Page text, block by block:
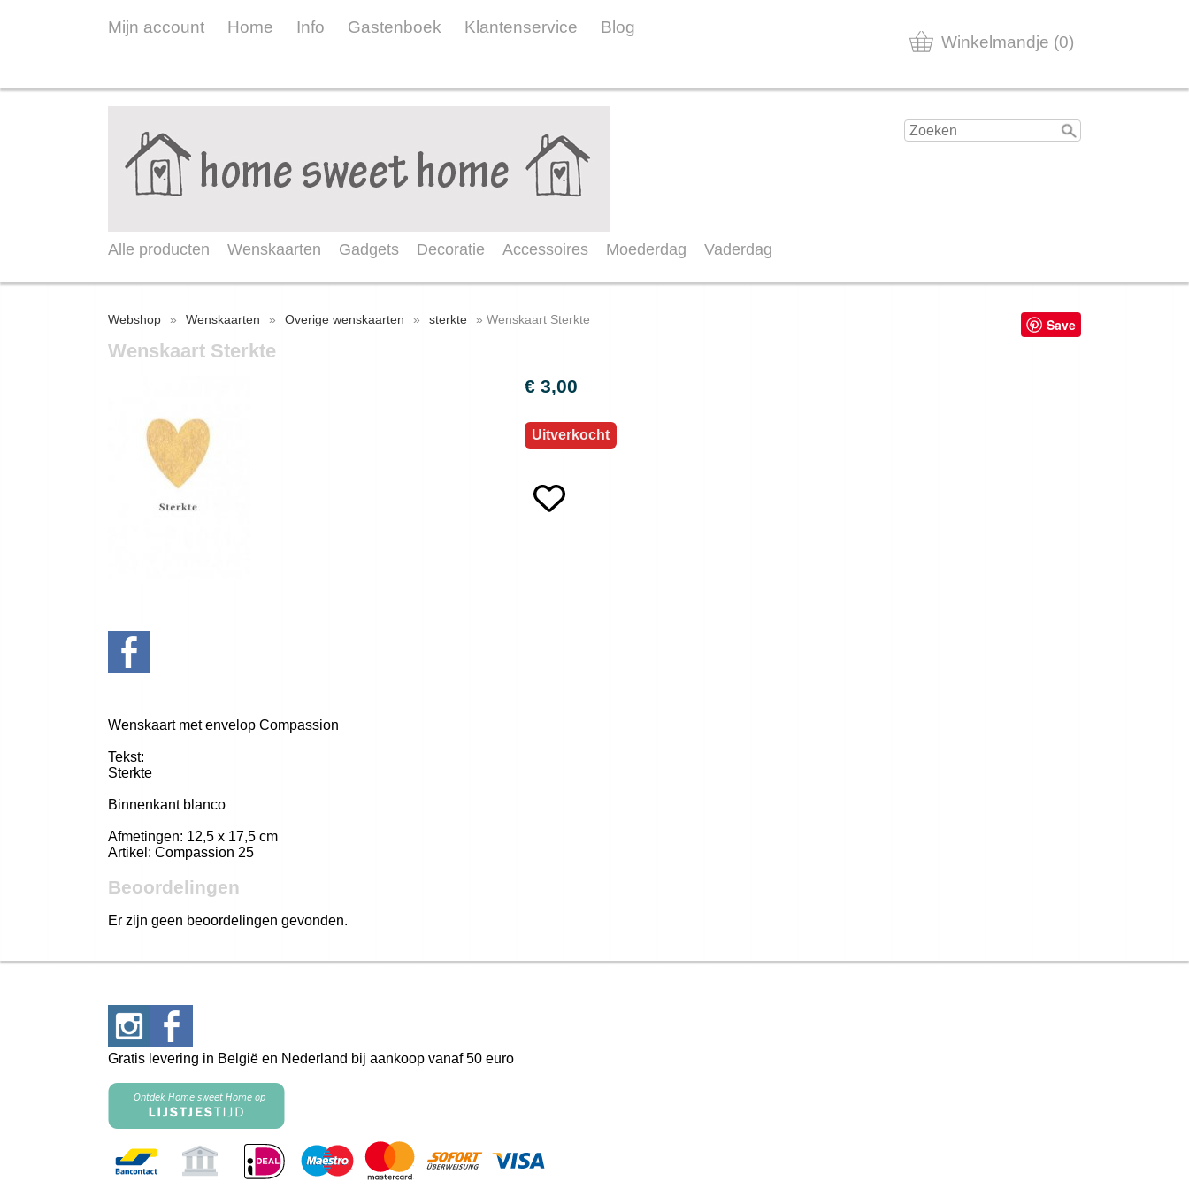
Mijn account Home Info Gastenboek Klantenservice
Blog
Winkelmandje (0)
Alle producten Wenskaarten Gadgets Decoratie Accessoires Moederdag Vaderdag
Save
Webshop » Wenskaarten » Overige wenskaarten » sterkte » Wenskaart Sterkte
Wenskaart Sterkte
€ 3,00
Uitverkocht
Wenskaart met envelop Compassion
Tekst:
Sterkte
Binnenkant blanco
Afmetingen: 12,5 x 17,5 cm
Artikel: Compassion 25
Beoordelingen
Er zijn geen beoordelingen gevonden.
Gratis levering in België en Nederland bij aankoop vanaf 50 euro